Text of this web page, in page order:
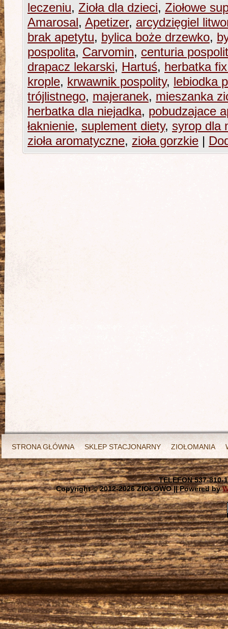
leczeniu, Zioła dla dzieci, Ziołowe
Amarosal, Apetizer, arcydzięgiel
brak apetytu, bylica boże drzewko,
pospolita, Carvomin, centuria
drapacz lekarski, Hartuś, herbatka
krople, krwawnik pospolity, lebiodka
trójlistnego, majeranek, mieszanka
herbatka dla niejadka, pobudzajace
łaknienie, suplement diety, syrop dla
zioła aromatyczne, zioła gorzkie |
STRONA GŁÓWNA SKLEP STACJONARNY ZIOŁOMANIA
TELEFON 537-810-
Copyright © 2012-2026 ZIOŁOWO || Powered by